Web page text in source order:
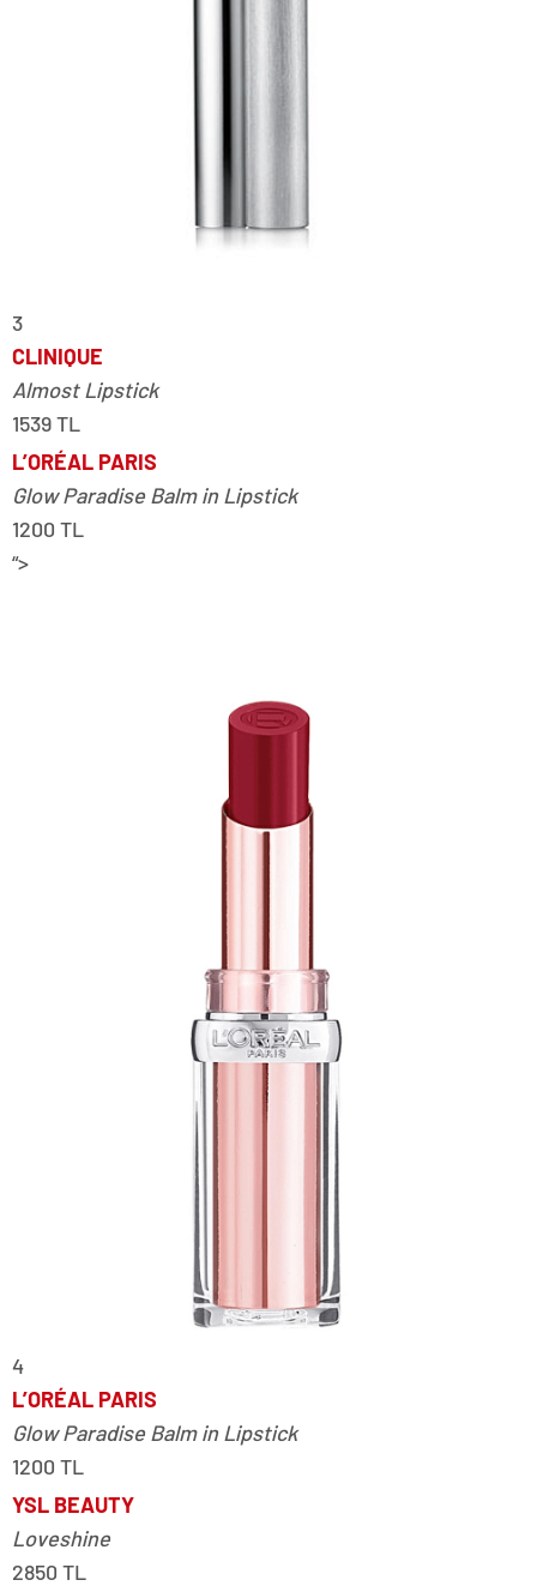
3
CLINIQUE
Almost Lipstick
1539 TL
L’ORÉAL PARIS
Glow Paradise Balm in Lipstick
1200 TL
“>
4
L’ORÉAL PARIS
Glow Paradise Balm in Lipstick
1200 TL
YSL BEAUTY
Loveshine
2850 TL